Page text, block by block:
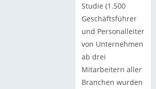
Studie (1.500
Geschäftsführer
und Personalleiter
von Unternehmen
ab drei
Mitarbeitern aller
Branchen wurden